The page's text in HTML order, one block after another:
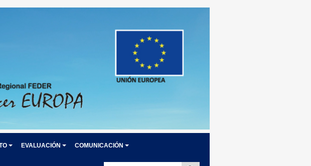
EVALUACIÓN COMUNICACIÓN